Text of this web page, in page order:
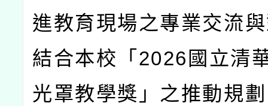
進教育現場之專業交流
結合本校「 2026 國立清
光罩教學獎」之推動規